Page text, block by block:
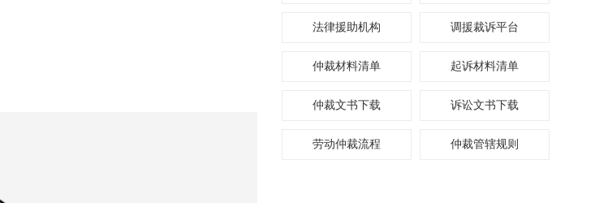
法律援助机构 调援裁诉平台
仲裁材料清单 起诉材料清单
仲裁文书下载 诉讼文书下载
劳动仲裁流程 仲裁管辖规则